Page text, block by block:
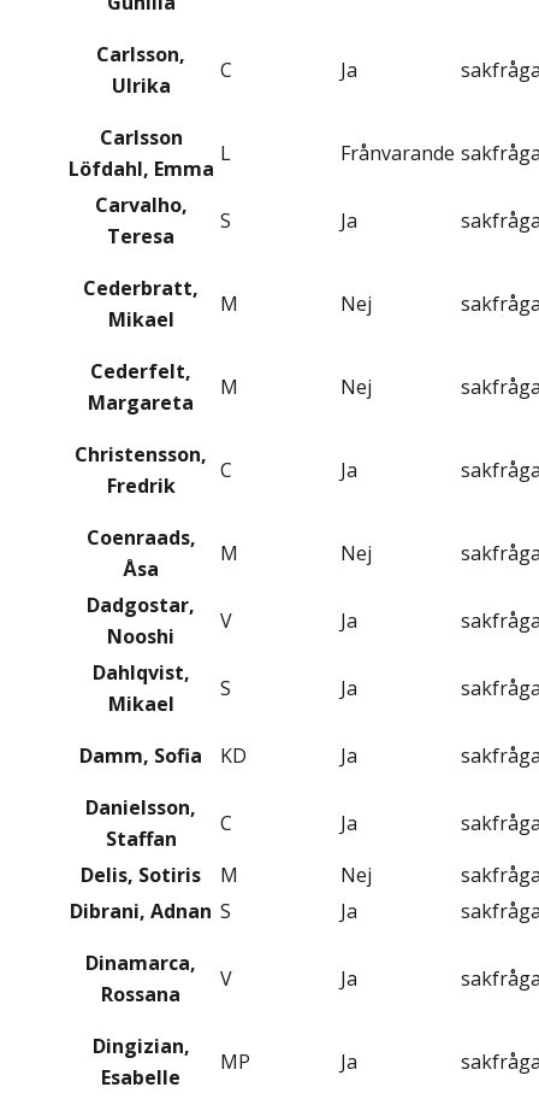
Carlsson,
Ulrika
C Ja
Carlsson
Löfdahl, Emma
L Frånvarande
Carvalho,
Teresa
S Ja
Cederbratt,
Mikael
M Nej
Cederfelt,
Margareta
M Nej
Christensson,
Fredrik
C Ja
Coenraads,
Åsa
M Nej
Dadgostar,
Nooshi
V Ja
Dahlqvist,
Mikael
S Ja
Damm, Sofia KD Ja
Danielsson,
Staffan
C Ja
Delis, Sotiris
M Nej
Dibrani, Adnan S Ja
Dinamarca,
Rossana
V Ja
Dingizian,
Esabelle
MP Ja